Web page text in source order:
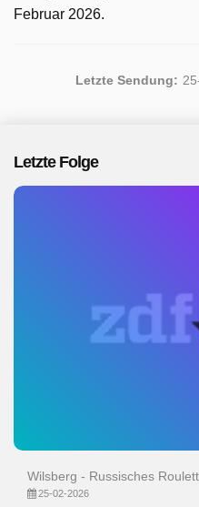
Februar 2026.
Letzte Sendung:
Letzte Folge
Wilsberg - Russisches
25-02-2026